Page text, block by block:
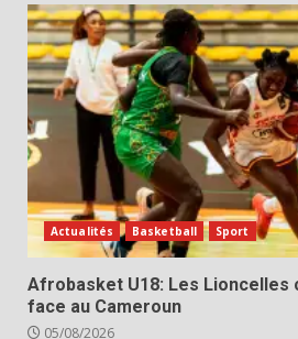
Actualités Basketball Sport
Afrobasket U18: Les Lioncelles
face au Cameroun
05/08/2026